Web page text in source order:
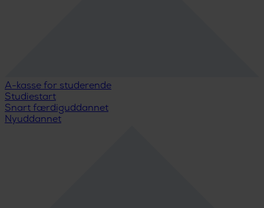
A-kasse for studerende
Studiestart
Snart færdiguddannet
Nyuddannet